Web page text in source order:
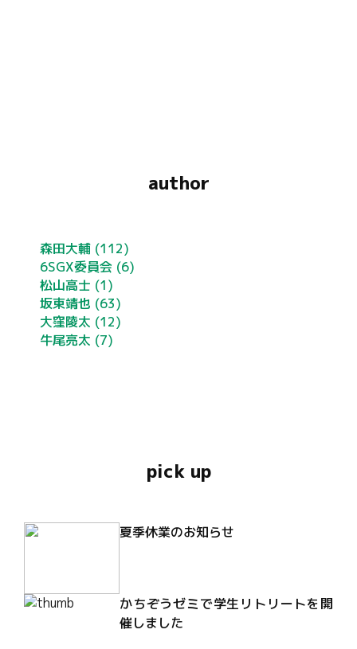
author
森田大輔 (112)
6SGX委員会 (6)
松山高士 (1)
坂東靖也 (63)
大窪陵太 (12)
牛尾亮太 (7)
pick up
夏季休業のお知らせ
かちぞうゼミで学生リトリートを開
催しました